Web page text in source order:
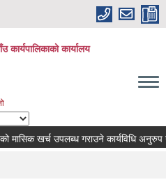
कार्यपालिकाको कार्यालय
मासिक खर्च उपलब्ध गराउने कार्यविधि अनुरुप